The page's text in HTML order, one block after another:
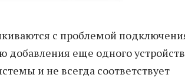
с проблемой
еще одного
и не всегда соответствует